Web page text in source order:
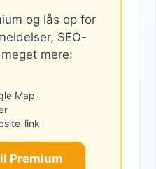
og lås op for
SEO-
mere:
Map
link
Premium